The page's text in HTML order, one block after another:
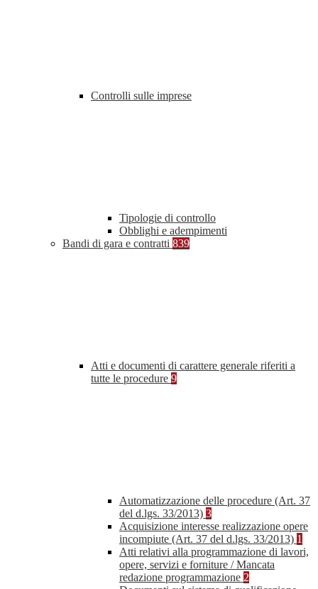
Controlli sulle imprese
Tipologie di controllo
Obblighi e adempimenti
Bandi di gara e contratti 839
Atti e documenti di carattere generale riferiti a
tutte le procedure 9
Automatizzazione delle procedure (Art. 37
del d.lgs. 33/2013) 3
Acquisizione interesse realizzazione opere
incompiute (Art. 37 del d.lgs. 33/2013) 1
Atti relativi alla programmazione di lavori,
opere, servizi e forniture / Mancata
redazione programmazione 2